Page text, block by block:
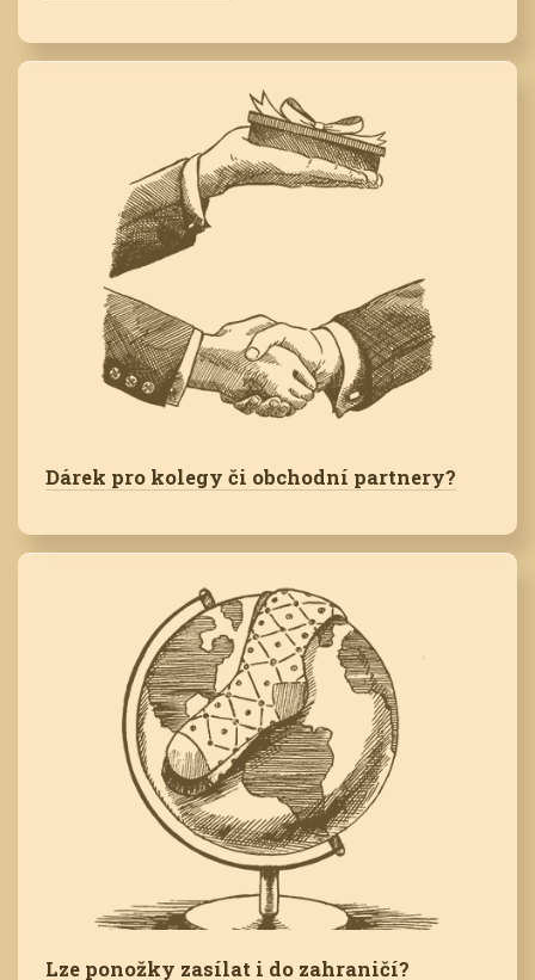
Dárek pro kolegy či obchodní partnery?
Lze ponožky zasílat i do zahraničí?